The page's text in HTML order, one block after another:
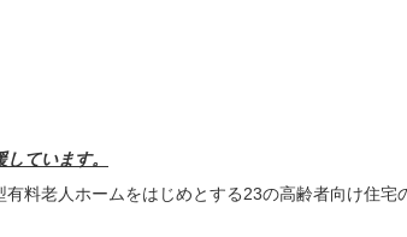
ています。
料老人ホームをはじめとする23の高齢者向け住宅